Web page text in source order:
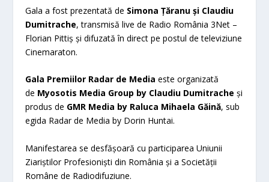
Gala a fost prezentată de Simona Țăranu și Claudiu
Dumitrache, transmisă live de Radio România 3Net –
Florian Pittiș și difuzată în direct pe postul de televiziune
Cinemaraton.
Gala Premiilor Radar de Media este organizată
de Myosotis Media Group by Claudiu Dumitrache și
produs de GMR Media by Raluca Mihaela Găină, sub
egida Radar de Media by Dorin Huntai.
Manifestarea se desfășoară cu participarea Uniunii
Ziariștilor Profesioniști din România și a Societății
Române de Radiodifuziune.